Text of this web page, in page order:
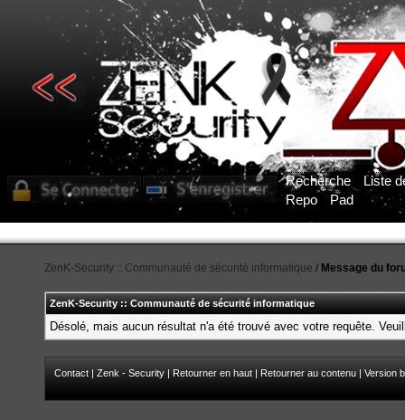
Recherche
Liste
Repo
Pad
ZenK-Security :: Communauté de sécurité informatique / Message du
ZenK-Security :: Communauté de sécurité informatique
Désolé, mais aucun résultat n'a été trouvé avec votre requête.
Contact | Zenk - Security | Retourner en haut | Retourner au contenu | Version